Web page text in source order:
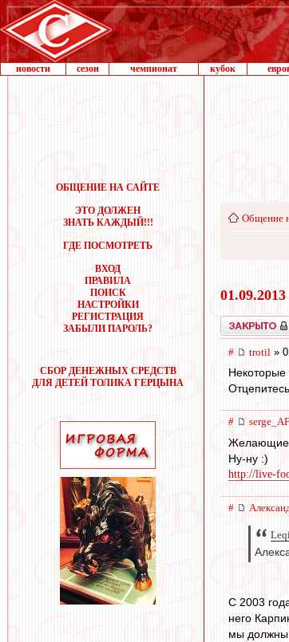
новости сезон чемпионат кубок
ОБЩЕНИЕ НА САЙТЕ
ЭТО ДОЛЖЕН
ЗНАТЬ КАЖДЫЙ!!!
ГДЕ ПОСМОТРЕТЬ
ВХОД
ПРАВИЛА
ПОИСК
НАСТРОЙКИ
РЕГИСТРАЦИЯ
ЗАБЫЛИ ПАРОЛЬ?
СБОР ДЕНЕЖНЫХ СРЕДСТВ
ДЛЯ ДЕТЕЙ ТОЛИКА ГЕРЦЫНА
Общение
Закрыто
# trotil »
Некоторые
# serge_AF
Желающие
Ну-ну :)
http://live-
#
С 2003
него
мы должны